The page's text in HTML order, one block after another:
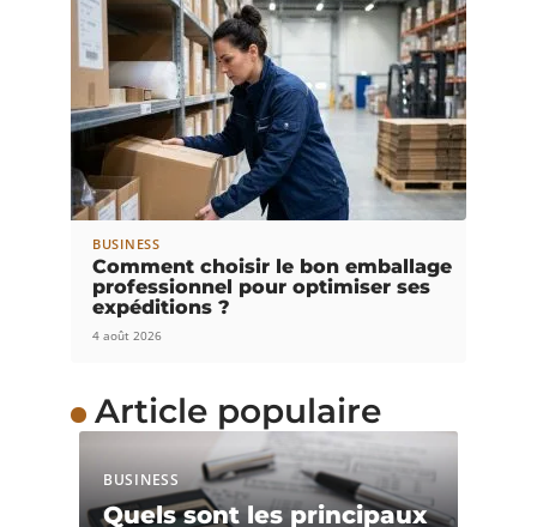
BUSINESS
Comment choisir le bon emballage
professionnel pour optimiser ses
expéditions ?
4 août 2026
Article populaire
BUSINESS
Quels sont les principaux